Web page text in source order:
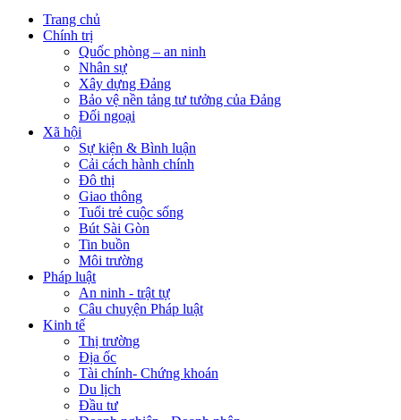
Trang chủ
Chính trị
Quốc phòng – an ninh
Nhân sự
Xây dựng Đảng
Bảo vệ nền tảng tư tưởng của Đảng
Đối ngoại
Xã hội
Sự kiện & Bình luận
Cải cách hành chính
Đô thị
Giao thông
Tuổi trẻ cuộc sống
Bút Sài Gòn
Tin buồn
Môi trường
Pháp luật
An ninh - trật tự
Câu chuyện Pháp luật
Kinh tế
Thị trường
Địa ốc
Tài chính- Chứng khoán
Du lịch
Đầu tư